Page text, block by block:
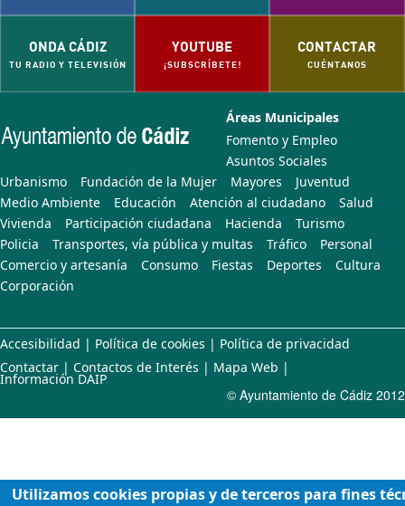
ONDA CÁDIZ
TU RADIO Y TELEVISIÓN
YOUTUBE
¡SUBSCRÍBETE!
CONTACTAR
CUÉNTANOS
Áreas Municipales
Fomento y Empleo
Asuntos Sociales
Urbanismo
Fundación de la Mujer Mayores
Juventud
Medio Ambiente
Educación Atención al ciudadano
Salud
Vivienda
Participación ciudadana Hacienda
Turismo
Policia
Transportes, vía pública y multas Tráfico
Personal
Comercio y artesanía
Consumo Fiestas Deportes
Cultura
Corporación
Accesibilidad | Política de cookies | Política de privacidad
Contactar | Contactos de Interés | Mapa Web |
Información DAIP
© Ayuntamiento de Cádiz 2012
Utilizamos cookies propias y de terceros para fines